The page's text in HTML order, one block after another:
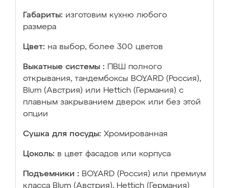
Габариты: изготовим кухню любого
размера
Цвет: на выбор, более 300 цветов
Выкатные системы :
ПВШ полного
открывания, тандембоксы BOYARD (Россия),
Blum (Австрия) или Hettich (Германия) с
плавным закрыванием дверок или без этой
опции
Сушка для посуды: Хромированная
Цоколь: в цвет фасадов или корпуса
Подъемники : BOYARD (Россия) или премиум
класса Blum (Австрия), Hettich (Германия)